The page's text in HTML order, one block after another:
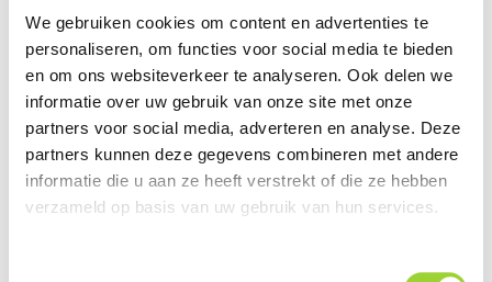
We gebruiken cookies om content en advertenties te
personaliseren, om functies voor social media te bieden
en om ons websiteverkeer te analyseren. Ook delen we
informatie over uw gebruik van onze site met onze
partners voor social media, adverteren en analyse. Deze
partners kunnen deze gegevens combineren met andere
informatie die u aan ze heeft verstrekt of die ze hebben
verzameld op basis van uw gebruik van hun services.
Prijs
€ 26,95
IN WINKELWAGEN
Lampa Reservewiel
Draagtas Ø 58 X 20 CM